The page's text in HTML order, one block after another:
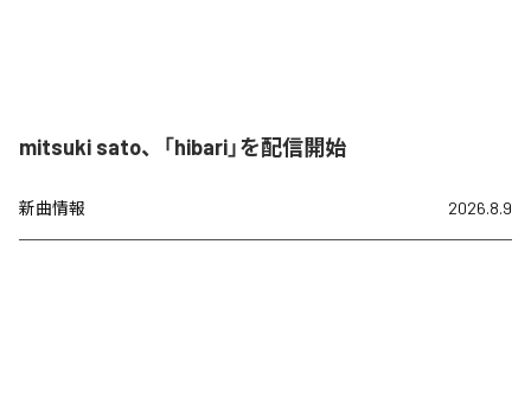
mitsuki sato、「hibari」を配信開始
新曲情報 2026.8.9